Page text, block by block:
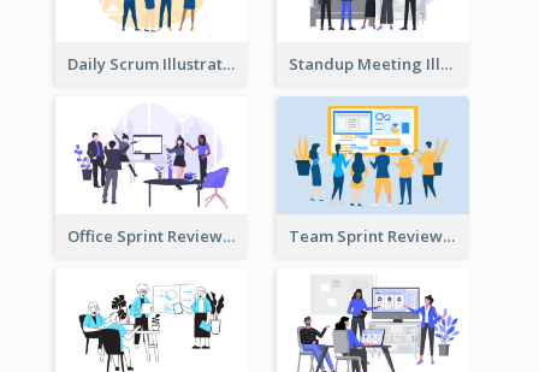
Daily Scrum Illustration Standup Meeting Illustration
Office Sprint Review Team Sprint Review